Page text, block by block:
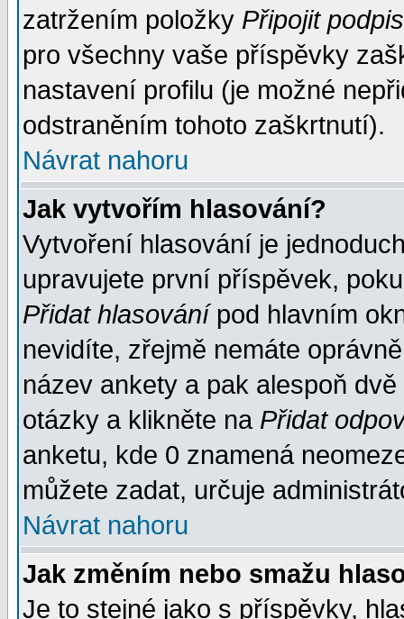
zatržením položky Připojit podpis
pro všechny vaše příspěvky
nastavení profilu (je možné
odstraněním tohoto zaškrtnutí).
Návrat nahoru
Jak vytvořím hlasování?
Vytvoření hlasování je
upravujete první příspěvek,
Přidat hlasovánípod hlavním
nevidíte, zřejmě nemáte
název ankety a pak alespoň
otázky a klikněte na Přidat
anketu, kde 0 znamená
můžete zadat, určuje
Návrat nahoru
Jak změním nebo smažu
Je to stejné jako s příspěvky,